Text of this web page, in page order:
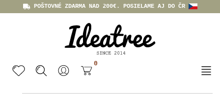
POŠTOVNÉ ZDARMA NAD 200€. POSIELAME AJ DO ČR
0